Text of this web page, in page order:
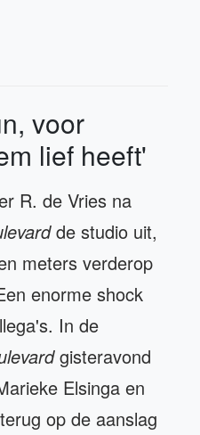
voor
lief heeft'
R. de Vries na
de studio uit,
meters verderop
enorme shock
In de
gisteravond
Elsinga en
op de aanslag